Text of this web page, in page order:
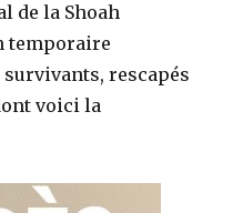
de la Shoah
temporaire
rescapés
voici la